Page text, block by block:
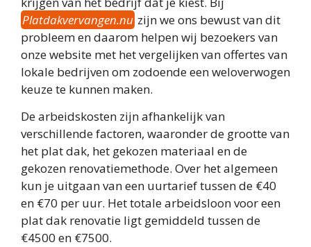
Platdakvervangen.nu zijn we ons bewust van dit
probleem en daarom helpen wij bezoekers van
onze website met het vergelijken van offertes van
lokale bedrijven om zodoende een weloverwogen
keuze te kunnen maken.
De arbeidskosten zijn afhankelijk van
verschillende factoren, waaronder de grootte van
het plat dak, het gekozen materiaal en de
gekozen renovatiemethode. Over het algemeen
kun je uitgaan van een uurtarief tussen de €40
en €70 per uur. Het totale arbeidsloon voor een
plat dak renovatie ligt gemiddeld tussen de
€4500 en €7500.